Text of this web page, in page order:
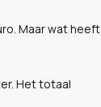
Maar wat heeft
Het totaal